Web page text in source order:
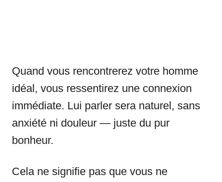
Quand vous rencontrerez votre homme
idéal, vous ressentirez une connexion
immédiate. Lui parler sera naturel, sans
anxiété ni douleur — juste du pur
bonheur.
Cela ne signifie pas que vous ne